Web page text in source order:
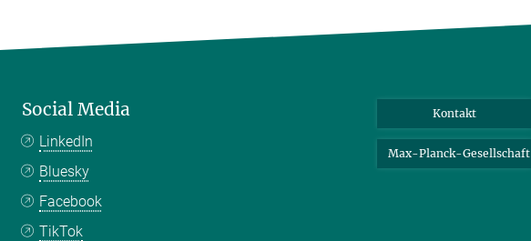
Social Media
LinkedIn
Bluesky
Facebook
TikTok
Kontakt
Max-Planck-Gesellschaft